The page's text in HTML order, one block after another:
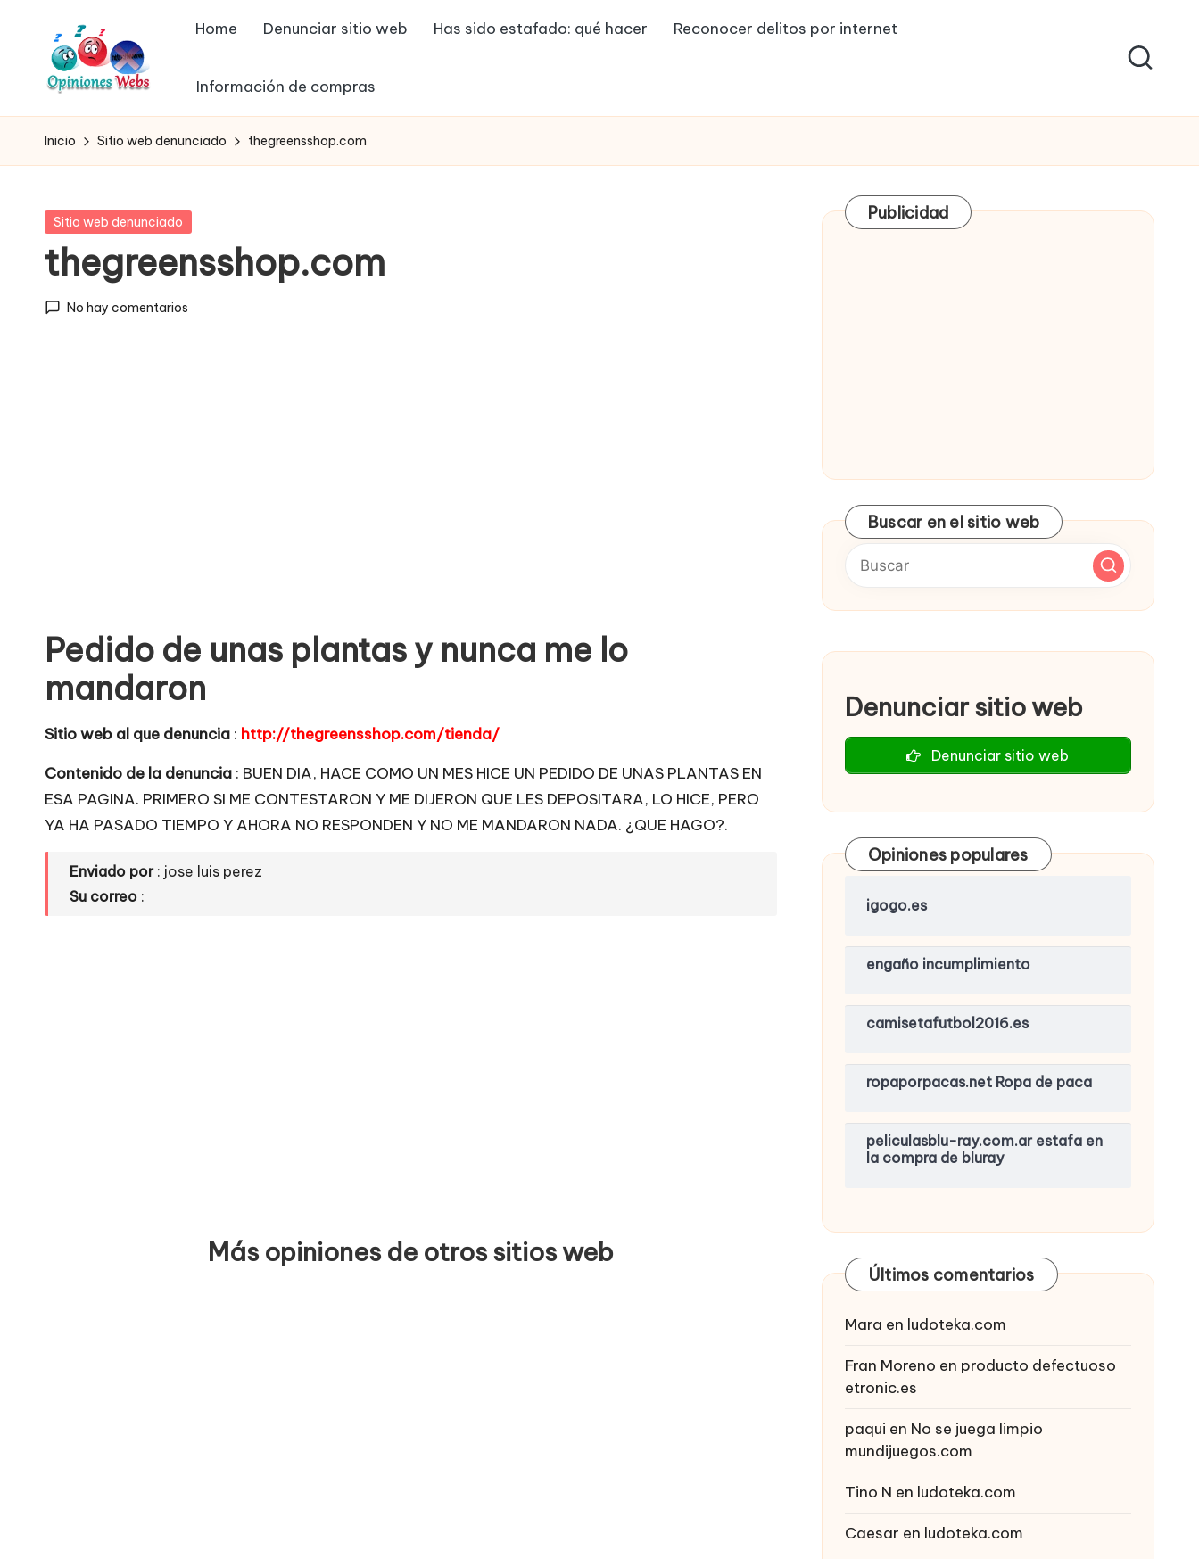
contenido
O
p
io
n
e
ri
o
s
d
e
si
y
compra
vía
online,
comprar
por
Home Denunciar sitio web Has sido estafado: qué hacer Reconocer delitos por internet
Información de compras
Inicio Sitio web denunciado thegreensshop.com
Publicada
Sitio web denunciado
thegreensshop.com
No hay comentarios
Pedido de unas plantas y nunca me lo
mandaron
Sitio web al que denuncia : http://thegreensshop.com/tienda/
Contenido de la denuncia : BUEN DIA, HACE COMO UN MES HICE UN PEDIDO DE UNAS PLANTAS EN
ESA PAGINA. PRIMERO SI ME CONTESTARON Y ME DIJERON QUE LES DEPOSITARA, LO HICE, PERO
YA HA PASADO TIEMPO Y AHORA NO RESPONDEN Y NO ME MANDARON NADA. ¿QUE HAGO?.
Enviado por: jose luis perez
Su correo :
Más opiniones de otros sitios web
Publicidad
Buscar en el sitio web
Denunciar sitio web
Denunciar sitio web
Opiniones populares
igogo.es
engaño incumplimiento
camisetafutbol2016.es
ropaporpacas.net Ropa de paca
peliculasblu-ray.com.ar estafa en
la compra de bluray
Últimos comentarios
Mara en ludoteka.com
Fran Moreno en producto defectuoso
etronic.es
paqui en No se juega limpio
mundijuegos.com
Tino N en ludoteka.com
Caesar en ludoteka.com